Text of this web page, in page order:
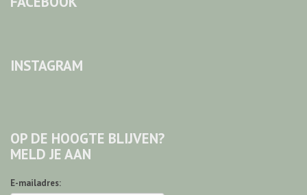
INSTAGRAM
OP DE HOOGTE BLIJVEN?
MELD JE AAN
E-mailadres: